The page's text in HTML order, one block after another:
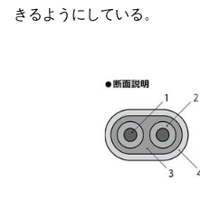
きるようにしている。